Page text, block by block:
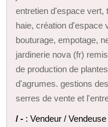
entretien d'espace vert,
haie, création d'espace
bouturage, empotage,
jardinerie nova (fr)
de production de
d'agrumes. gestions
serres de vente et
/ - : Vendeur /